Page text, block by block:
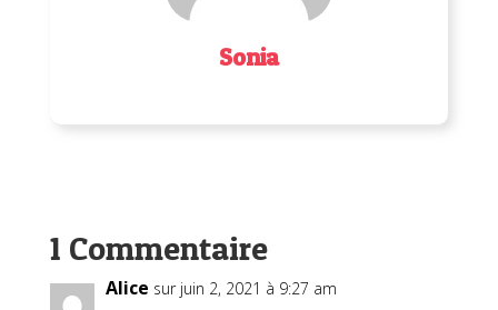
Sonia
1 Commentaire
Alice sur juin 2, 2021 à 9:27 am